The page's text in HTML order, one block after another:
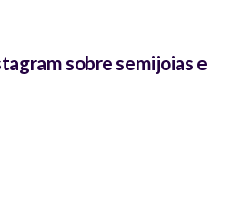
sobre semijoias e